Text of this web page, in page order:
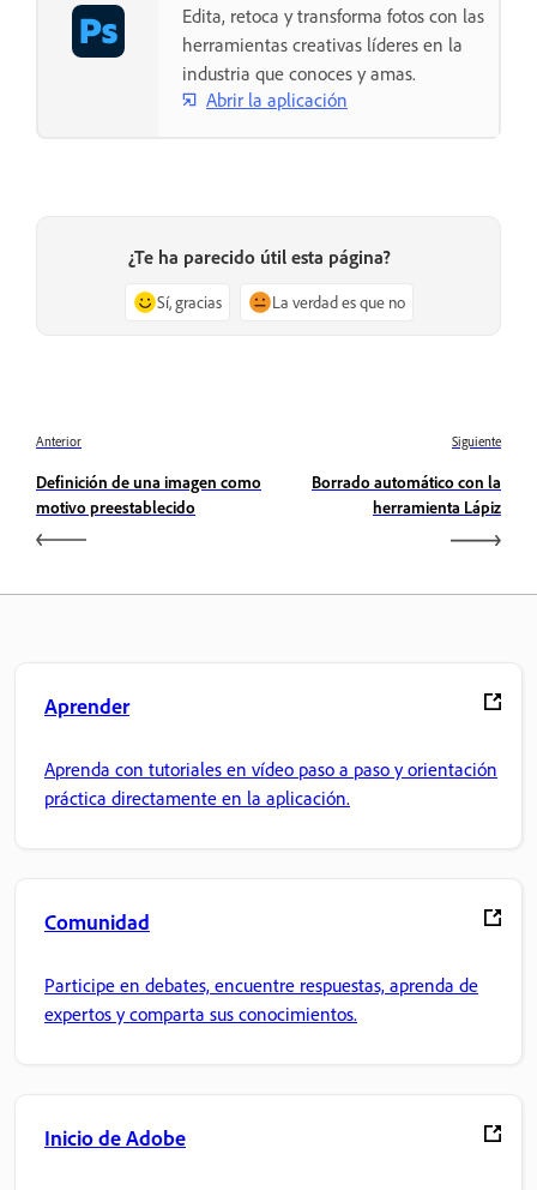
Edita, retoca y transforma fotos con las
herramientas creativas líderes en la
industria que conoces y amas.
Abrir la aplicación
¿Te ha parecido útil esta página?
Sí, gracias La verdad es que no
Anterior
Definición de una imagen como
motivo preestablecido
Siguiente
Borrado automático con la
herramienta Lápiz
Aprender
Aprenda con tutoriales en vídeo paso a paso y orientación
práctica directamente en la aplicación.
Comunidad
Participe en debates, encuentre respuestas, aprenda de
expertos y comparta sus conocimientos.
Inicio de Adobe